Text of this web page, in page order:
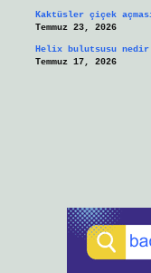
Kaktüsler çiçek
Temmuz 23, 2026
Helix bulutsusu nedir
Temmuz 17, 2026